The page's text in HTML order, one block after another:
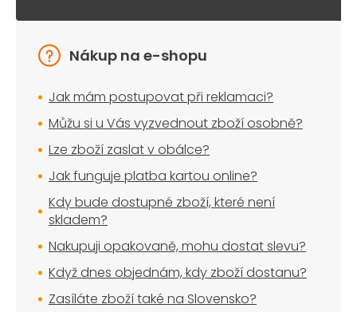
Nákup na e-shopu
Jak mám postupovat při reklamaci?
Můžu si u Vás vyzvednout zboží osobně?
Lze zboží zaslat v obálce?
Jak funguje platba kartou online?
Kdy bude dostupné zboží, které není
skladem?
Nakupuji opakovaně, mohu dostat slevu?
Když dnes objednám, kdy zboží dostanu?
Zasíláte zboží také na Slovensko?